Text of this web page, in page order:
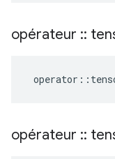
opérateur ::
operator ::
opérateur ::